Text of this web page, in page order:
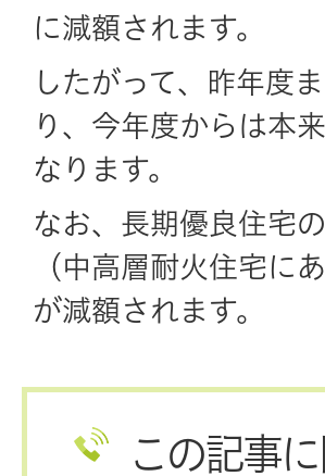
に減額されます。
したがって、昨年度
り、今年度からは本
なります。
なお、長期優良住宅
（中高層耐火住宅に
が減額されます。
この記事